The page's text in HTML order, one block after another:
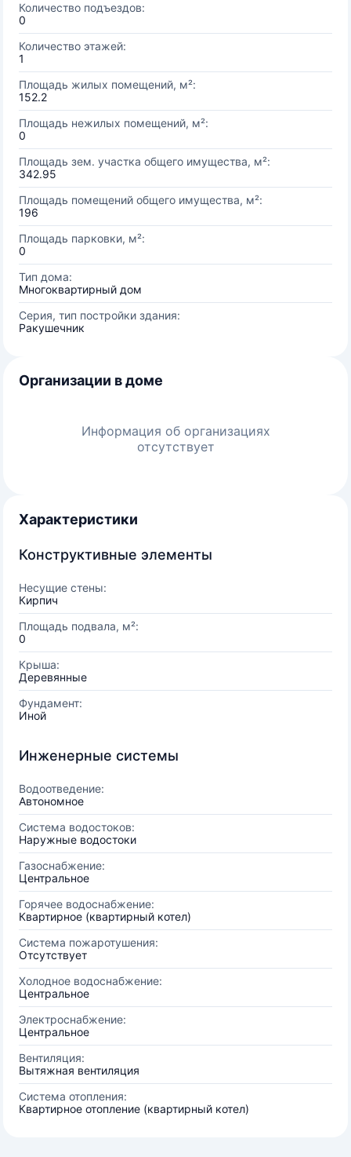
Количество подъездов:
0
Количество этажей:
1
Площадь жилых помещений, м²:
152.2
Площадь нежилых помещений, м²:
0
Площадь зем. участка общего имущества, м²:
342.95
Площадь помещений общего имущества, м²:
196
Площадь парковки, м²:
0
Тип дома:
Многоквартирный дом
Серия, тип постройки здания:
Ракушечник
Организации в доме
Информация об организациях
отсутствует
Характеристики
Конструктивные элементы
Несущие стены:
Кирпич
Площадь подвала, м²:
0
Крыша:
Деревянные
Фундамент:
Иной
Инженерные системы
Водоотведение:
Автономное
Система водостоков:
Наружные водостоки
Газоснабжение:
Центральное
Горячее водоснабжение:
Квартирное (квартирный котел)
Система пожаротушения:
Отсутствует
Холодное водоснабжение:
Центральное
Электроснабжение:
Центральное
Вентиляция:
Вытяжная вентиляция
Система отопления:
Квартирное отопление (квартирный котел)